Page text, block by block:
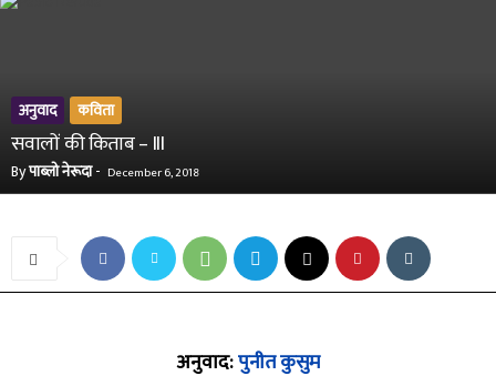
अनुवाद कविता
सवालों की किताब – III
Byपाब्लो नेरूदा- December 6, 2018
अनुवाद:पुनीत कुसुम